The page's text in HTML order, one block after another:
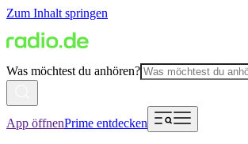
Zum Inhalt springen
Was möchtest du anhören?
App öffnenPrime entdecken